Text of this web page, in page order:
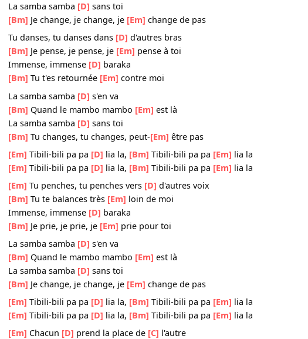
Intro:[Em][D]-[Em][D]
[Em]La samba samba[D]s'en va
[Bm]Quand le mambo mam-[Em]bo est là
La samba samba[D]sans toi
Je change, je change, je change de pas
Tu danses, tu danses dans
[Bm] Je pense, je pense, je[Em]pense à toi
Immense, immense[D]baraka
[Bm]Tu t'es retournée[Em]contre moi
La samba samba[D]s'en va
[Bm] Quand le mambo mambo [Em]est là
La samba samba[D]sans toi
[Bm] Tu changes, tu changes, peut-[Em]
[Em] Tibili-bili pa pa[D] lia la, [Bm] Tibili-bili pa pa
[Em] Tu penches, tu penches vers[D]d'autres voix
[Bm]Tu te balances très[Em]
Immense, immense[D]baraka
[Bm]Je prie, je prie, je[Em]prie pour toi
La samba samba[D]s'en va
[Bm]Quand le mambo mambo[Em]est là